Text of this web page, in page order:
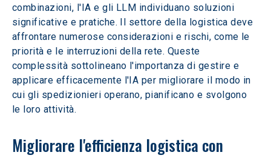
combinazioni, l'IA e gli LLM individuano soluzioni
significative e pratiche. Il settore della logistica deve
affrontare numerose considerazioni e rischi, come le
priorità e le interruzioni della rete. Queste
complessità sottolineano l'importanza di gestire e
applicare efficacemente l'IA per migliorare il modo in
cui gli spedizionieri operano, pianificano e svolgono
le loro attività.
Migliorare l'efficienza logistica con